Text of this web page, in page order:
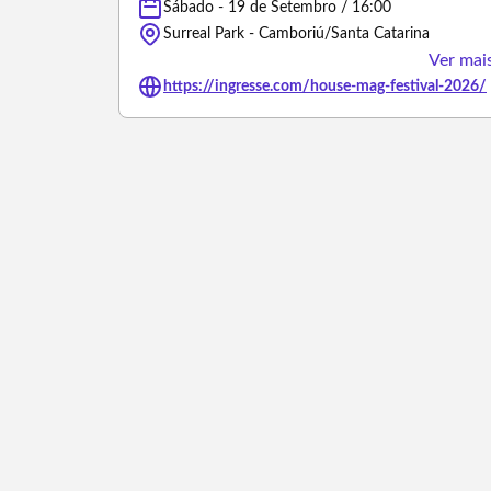
Sábado - 19 de Setembro / 16:00
Surreal Park - Camboriú/Santa Catarina
Ver
https://ingresse.com/house-mag-festival-2026/